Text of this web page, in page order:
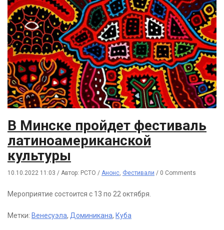
В Минске пройдет фестиваль
латиноамериканской
культуры
10.10.2022 11:03 / Автор: РСТО / Анонс, Фестивали / 0 Comments
Мероприятие состоится с 13 по 22 октября.
Метки: Венесуэла, Доминикана, Куба